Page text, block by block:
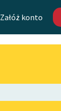
Załóż konto
Kontakt
O